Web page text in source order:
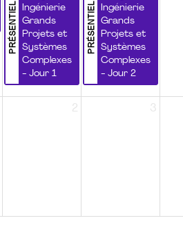
PRÉSENTIEL
Ingénierie
Grands
Projets et
Systèmes
Complexes
- Jour 1
PRÉSENTIEL
Ingénierie
Grands
Projets et
Systèmes
Complexes
- Jour 2
2 3